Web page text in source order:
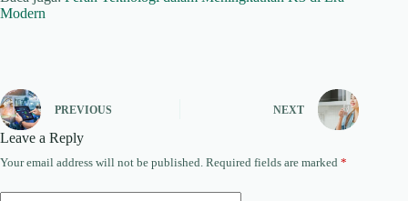
Modern
PREVIOUS NEXT
Leave a Reply
Your email address will not be published. Required fields are marked *